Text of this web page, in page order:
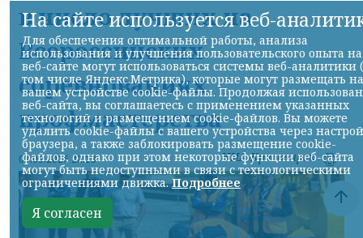
в число лучших на
Всероссийских
соревнованиях
профмастерства
07.08.2026 22:13 НИА-Красноярск
На сайте используется веб-
Для обеспечения оптимальной работы, анализа
использования и улучшения пользовательского опыта на
веб-сайте могут использоваться системы веб-аналитики
том числе Яндекс.Метрика), которые могут размещать на
вашем устройстве cookie-файлы. Продолжая
веб-сайта, вы соглашаетесь с применением указанных
технологий и размещением cookie-файлов. Вы можете
удалить cookie-файлы с вашего устройства через
браузера, а также заблокировать размещение cookie-
файлов, однако при этом некоторые функции веб-сайта
могут быть недоступными в связи с технологическими
ограничениями движка.Подробнее
Я согласен